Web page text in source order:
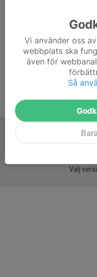
Välj
Vi använder oss
webbplats ska
även för
Så